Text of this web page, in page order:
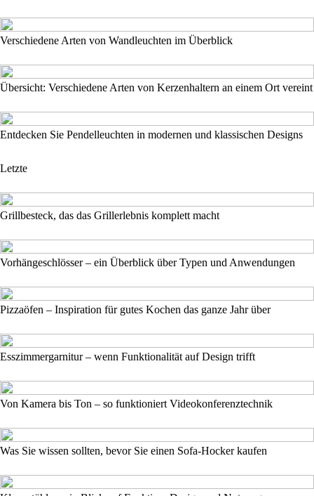
Verschiedene Arten von Wandleuchten im Überblick
Übersicht: Verschiedene Arten von Kerzenhaltern an einem Ort vereint
Entdecken Sie Pendelleuchten in modernen und klassischen Designs
Letzte
Grillbesteck, das das Grillerlebnis komplett macht
Vorhängeschlösser – ein Überblick über Typen und Anwendungen
Pizzaöfen – Inspiration für gutes Kochen das ganze Jahr über
Esszimmergarnitur – wenn Funktionalität auf Design trifft
Von Kamera bis Ton – so funktioniert Videokonferenztechnik
Was Sie wissen sollten, bevor Sie einen Sofa-Hocker kaufen